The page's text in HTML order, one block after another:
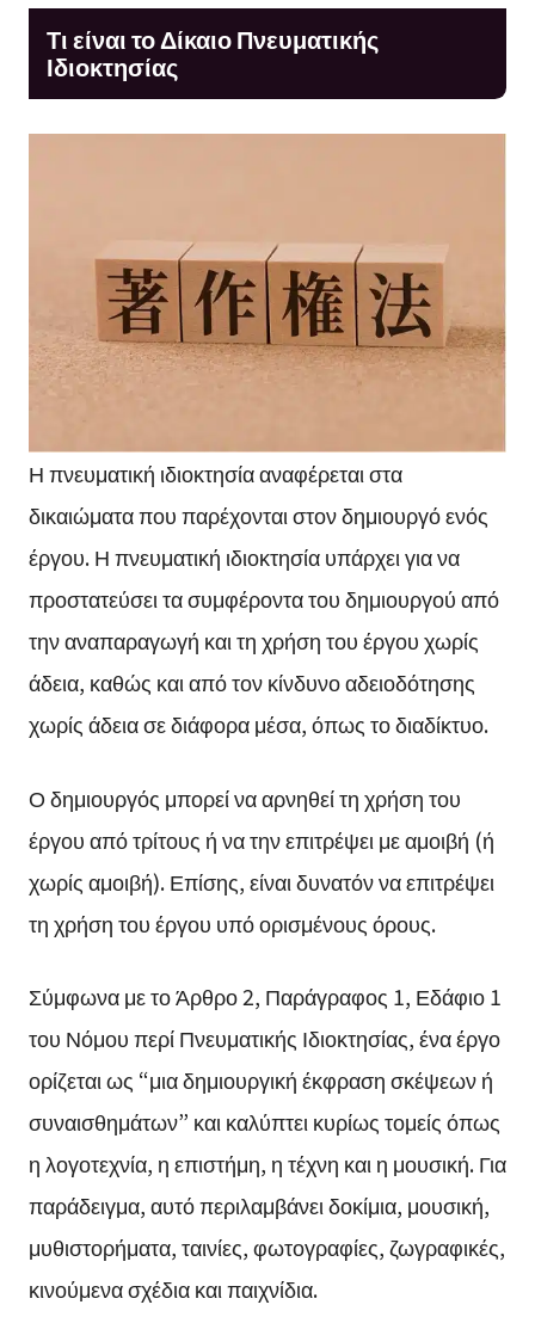
Τι είναι το Δίκαιο Πνευματικής
Ιδιοκτησίας
Η πνευματική ιδιοκτησία αναφέρεται στα
δικαιώματα που παρέχονται στον δημιουργό ενός
έργου. Η πνευματική ιδιοκτησία υπάρχει για να
προστατεύσει τα συμφέροντα του δημιουργού από
την αναπαραγωγή και τη χρήση του έργου χωρίς
άδεια, καθώς και από τον κίνδυνο αδειοδότησης
χωρίς άδεια σε διάφορα μέσα, όπως το διαδίκτυο.
Ο δημιουργός μπορεί να αρνηθεί τη χρήση του
έργου από τρίτους ή να την επιτρέψει με αμοιβή (ή
χωρίς αμοιβή). Επίσης, είναι δυνατόν να επιτρέψει
τη χρήση του έργου υπό ορισμένους όρους.
Σύμφωνα με το Άρθρο 2, Παράγραφος 1, Εδάφιο 1
του Νόμου περί Πνευματικής Ιδιοκτησίας, ένα έργο
ορίζεται ως “μια δημιουργική έκφραση σκέψεων ή
συναισθημάτων” και καλύπτει κυρίως τομείς όπως
η λογοτεχνία, η επιστήμη, η τέχνη και η μουσική. Για
παράδειγμα, αυτό περιλαμβάνει δοκίμια, μουσική,
μυθιστορήματα, ταινίες, φωτογραφίες, ζωγραφικές,
κινούμενα σχέδια και παιχνίδια.